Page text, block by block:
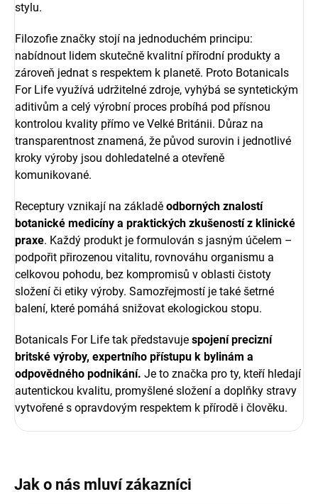
stylu.
Filozofie značky stojí na jednoduchém principu:
nabídnout lidem skutečně kvalitní přírodní produkty a
zároveň jednat s respektem k planetě. Proto Botanicals
For Life využívá udržitelné zdroje, vyhýbá se syntetickým
aditivům a celý výrobní proces probíhá pod přísnou
kontrolou kvality přímo ve Velké Británii. Důraz na
transparentnost znamená, že původ surovin i jednotlivé
kroky výroby jsou dohledatelné a otevřeně
komunikované.
Receptury vznikají na základě odborných znalostí
botanické medicíny a praktických zkušeností z klinické
praxe. Každý produkt je formulován s jasným účelem –
podpořit přirozenou vitalitu, rovnováhu organismu a
celkovou pohodu, bez kompromisů v oblasti čistoty
složení či etiky výroby. Samozřejmostí je také šetrné
balení, které pomáhá snižovat ekologickou stopu.
Botanicals For Life tak představuje spojení precizní
britské výroby, expertního přístupu k bylinám a
odpovědného podnikání. Je to značka pro ty, kteří hledají
autentickou kvalitu, promyšlené složení a doplňky stravy
vytvořené s opravdovým respektem k přírodě i člověku.